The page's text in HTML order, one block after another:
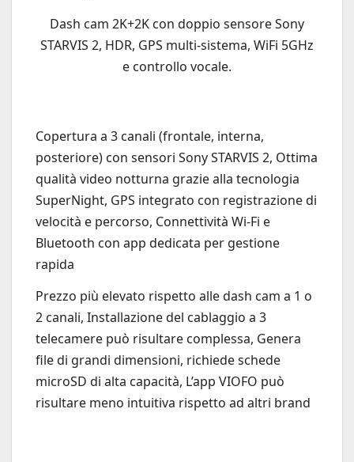
Dash cam 2K+2K con doppio sensore Sony
STARVIS 2, HDR, GPS multi-sistema, WiFi 5GHz
e controllo vocale.
Copertura a 3 canali (frontale, interna,
posteriore) con sensori Sony STARVIS 2, Ottima
qualità video notturna grazie alla tecnologia
SuperNight, GPS integrato con registrazione di
velocità e percorso, Connettività Wi-Fi e
Bluetooth con app dedicata per gestione
rapida
Prezzo più elevato rispetto alle dash cam a 1 o
2 canali, Installazione del cablaggio a 3
telecamere può risultare complessa, Genera
file di grandi dimensioni, richiede schede
microSD di alta capacità, L’app VIOFO può
risultare meno intuitiva rispetto ad altri brand